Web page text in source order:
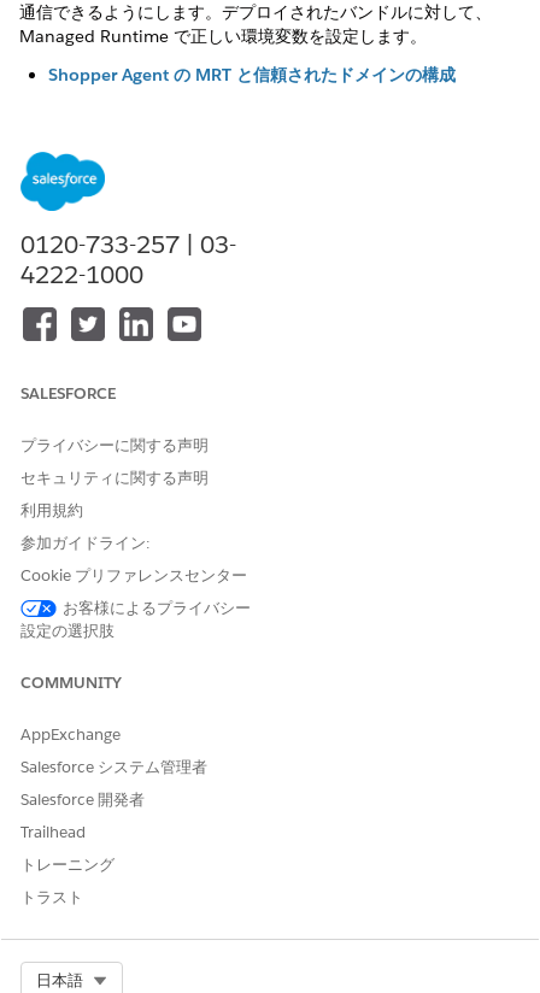
通信できるようにします。デプロイされたバンドルに対して、
Managed Runtime で正しい環境変数を設定します。
Shopper Agent の MRT と信頼されたドメインの構成
PWA Kit ストアフロントのインフラストラクチャを提供し、
買い物客エージェントが Salesforce 組織の拡張チャットサー
ビスと通信できるようにします。デプロイされたバンドルに対
Shopper Agent for PWA Kit ストアフロントを起動する場所
買い物客がサイトの閲覧、検索、ナビゲートを行う際に、AI
を活用したアシスタンスに簡単にアクセスできるようにしま
ストアフロントページのフローティングアイコンから
PWA Kit ストアフロントの Apple Pay と Google Pay の設定
買い物客が購入を完了できるようにするには、Apple Pay と
Google Pay を Shopper Agent のメッセージングセッション
に追加します。支払方法のサポートは Adyen を通じて提供さ
用する B2C Commerce 店舗を対象としています。
0120-733-257 | 03-
4222-1000
SALESFORCE
プライバシーに関する声明
セキュリティに関する声明
利用規約
参加ガイドライン:
Cookie プリファレンスセンター
お客様によるプライバシー
設定の選択肢
COMMUNITY
AppExchange
Salesforce システム管理者
Salesforce 開発者
Trailhead
トレーニング
トラスト
日本語